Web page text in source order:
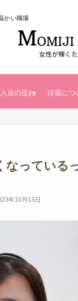
かい職場
入店の流れ 待遇につ
っている
年10月13日